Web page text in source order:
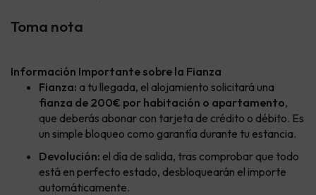
Toma nota
Información Importante sobre la Fianza
Fianza: a tu llegada, el alojamiento solicitará una
fianza de 200€ por habitación o apartamento,
que deberás abonar con tarjeta de crédito o débito. Es
un simple bloqueo como garantía durante tu estancia.
Devolución: el día de salida, tras comprobar que todo
está en perfecto estado, desbloquearán el importe
automáticamente.